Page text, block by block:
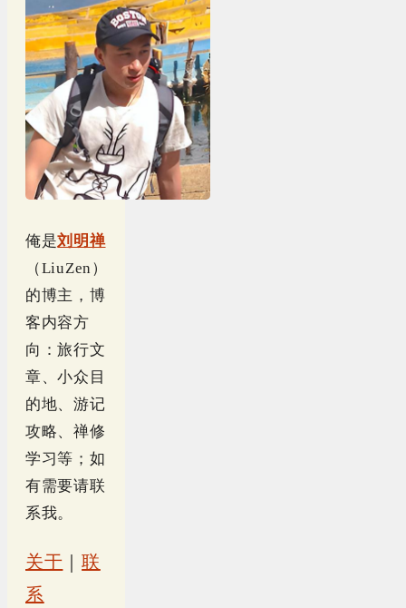
俺是刘明禅
（LiuZen）
的博主，博
客内容方
向：旅行文
章、小众目
的地、游记
攻略、禅修
学习等；如
有需要请联
系我。
关于 ｜联
系